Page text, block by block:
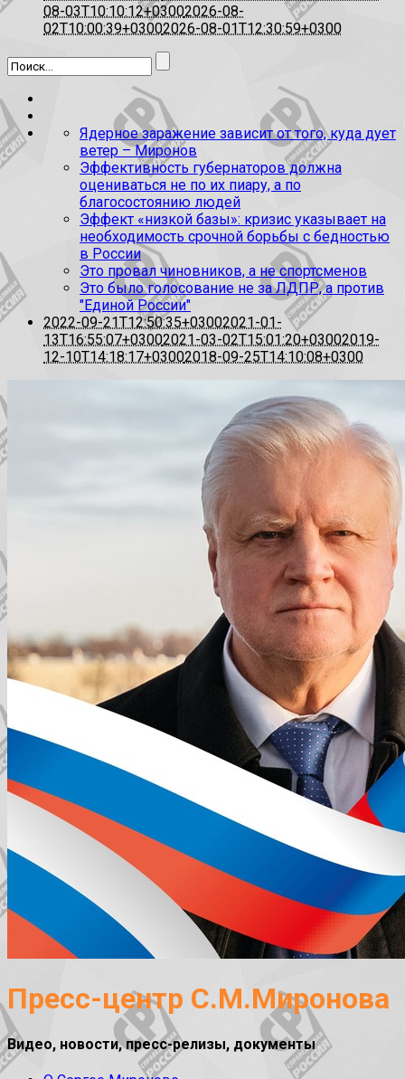
08-03T10:10:12+03002026-08-
02T10:00:39+03002026-08-01T12:30:59+0300
Ядерное заражение зависит от того, куда дует
ветер – Миронов
Эффективность губернаторов должна
оцениваться не по их пиару, а по
благосостоянию людей
Эффект «низкой базы»: кризис указывает на
необходимость срочной борьбы с бедностью
в России
Это провал чиновников, а не спортсменов
Это было голосование не за ЛДПР, а против
"Единой России"
2022-09-21T12:50:35+03002021-01-
13T16:55:07+03002021-03-02T15:01:20+03002019-
12-10T14:18:17+03002018-09-25T14:10:08+0300
Пресс-центр С.М.Миронова
Видео, новости, пресс-релизы, документы